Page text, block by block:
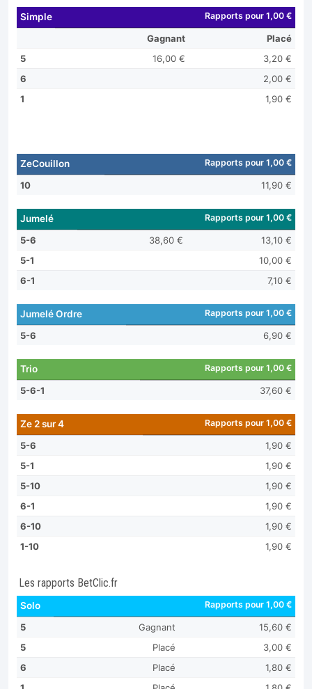
Simple Rapports pour 1,00 €
Gagnant
Placé
5
16,00 €
3,20 €
6
2,00 €
1
1,90 €
ZeCouillon Rapports pour 1,00 €
10 11,90 €
Jumelé Rapports pour 1,00 €
5-6 38,60 €
13,10 €
5-1
10,00 €
6-1
7,10 €
Jumelé Ordre Rapports pour 1,00 €
5-6 6,90 €
Trio Rapports pour 1,00 €
5-6-1 37,60 €
Ze 2 sur 4 Rapports pour 1,00 €
5-6
1,90 €
5-1
1,90 €
5-10
1,90 €
6-1
1,90 €
6-10
1,90 €
1-10
1,90 €
Les rapports BetClic.fr
Solo Rapports pour 1,00 €
5 Gagnant
15,60 €
5
Placé
3,00 €
6
Placé
1,80 €